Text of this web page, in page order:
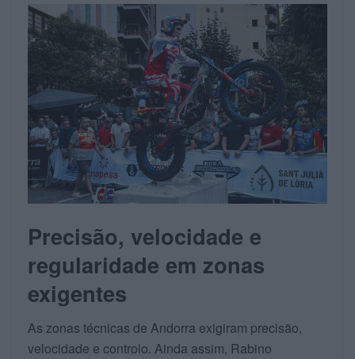
Precisão, velocidade e
regularidade em zonas
exigentes
As zonas técnicas de Andorra exigiram precisão,
velocidade e controlo. Ainda assim, Rabino